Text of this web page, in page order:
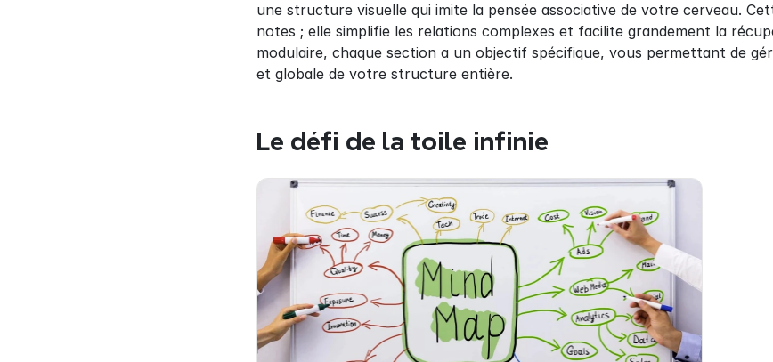
une structure visuelle qui imite la pensée associative de votre cerveau.
notes ; elle simplifie les relations complexes et facilite grandement la
modulaire, chaque section a un objectif spécifique, vous permettant de
et globale de votre structure entière.
Le défi de la toile infinie